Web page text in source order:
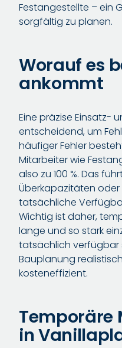
Festangestellte – ein
sorgfältig zu planen.
Worauf es
ankommt
Eine präzise Einsatz-
entscheidend, um
häufiger Fehler
Mitarbeiter wie
also zu 100 %. Das
Überkapazitäten oder
tatsächliche
Wichtig ist daher,
lange und so stark
tatsächlich verfügbar
Bauplanung
kosteneffizient.
Temporäre
in